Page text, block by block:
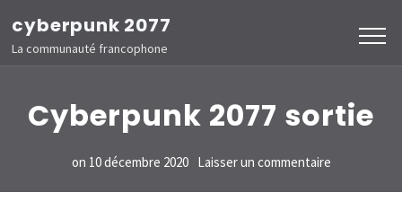
au
contenu
Entrée)
cyberpunk 2077
La communauté francophone
Cyberpunk 2077 sortie
on 10 décembre 2020 Laisser un commentairesur
Cyberpunk